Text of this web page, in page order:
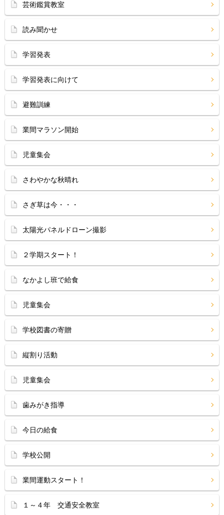
芸術鑑賞教室
読み聞かせ
学習発表
学習発表に向けて
避難訓練
業間マラソン開始
児童集会
さわやかな秋晴れ
さぎ草は今・・・
太陽光パネルドローン撮影
２学期スタート！
なかよし班で給食
児童集会
学校図書の寄贈
縦割り活動
児童集会
歯みがき指導
今日の給食
学校公開
業間運動スタート！
１～４年 交通安全教室